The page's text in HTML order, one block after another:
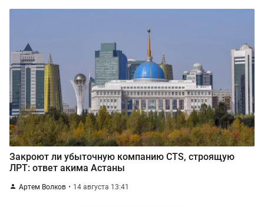
Закроют ли убыточную компанию CTS, строящую
ЛРТ: ответ акима Астаны
Артем Волков 14 августа 13:41